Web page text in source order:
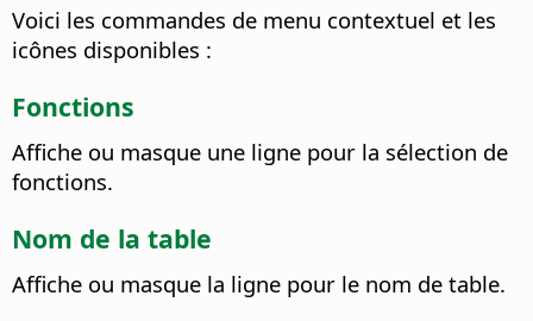
Voici les commandes de menu contextuel et les
icônes disponibles :
Fonctions
Affiche ou masque une ligne pour la sélection de
fonctions.
Nom de la table
Affiche ou masque la ligne pour le nom de table.